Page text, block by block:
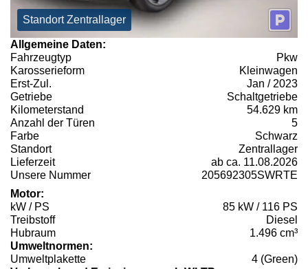
Standort Zentrallager
Allgemeine Daten:
Fahrzeugtyp
Pkw
Karosserieform
Kleinwagen
Erst-Zul.
Jan / 2023
Getriebe
Schaltgetriebe
Kilometerstand
54.629 km
Anzahl der Türen
5
Farbe
Schwarz
Standort
Zentrallager
Lieferzeit
ab ca. 11.08.2026
Unsere Nummer
205692305SWRTE
Motor:
kW / PS
85 kW / 116 PS
Treibstoff
Diesel
Hubraum
1.496 cm³
Umweltnormen:
Umweltplakette
4 (Green)